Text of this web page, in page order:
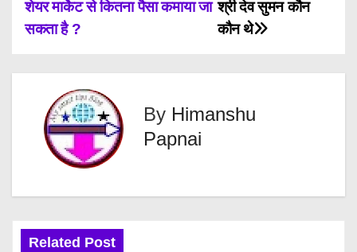
P
s
श्री देव सुमन कौन
कौन थे
शेयर मार्केट से कितना पैसा कमाया जा
सकता है ?
By Himanshu
Papnai
Related Post